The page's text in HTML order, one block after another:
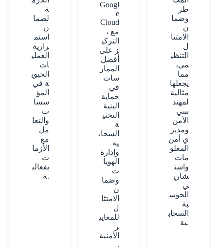
طر
وضما
ن
الامتثا
ل
التنظي
مي،
مما
يجعلها
مثالية
لمهند
سي
الأمن
ومدير
ي أمن
المعلو
مات
واست
شاري
ي
الحوس
بة
السحاب
ية.
Googl
e
Cloud
، مع
التركي
ز على
أفضل
الممار
سات
في
حماية
البنية
التحتي
ة
السحاب
ية
وإدارة
الهويا
ت
وضما
ن
الامتثا
ل
للمعايي
ر
الأمنية
.
ة
لضما
ن
استم
رارية
العملي
ات
الحيوي
ة في
المؤ
سسا
ت
والتعا
مل
مع
الأزما
ت
بفعالي
ة.